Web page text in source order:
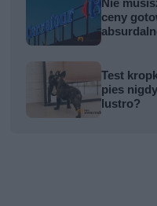
Nie
ceny
Test
pies
lustro?